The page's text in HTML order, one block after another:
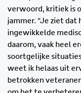
verwoord, kritiek is
jammer. “Je ziet dat
ingewikkelde
daarom, vaak heel
soortgelijke
weet ik helaas uit
betrokken